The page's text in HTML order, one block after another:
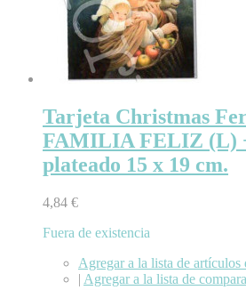
Tarjeta Christmas
FAMILIA FELIZ (L)
plateado 15 x 19 cm.
4,84 €
Fuera de existencia
Agregar a la lista de artículos
| Agregar a la lista de